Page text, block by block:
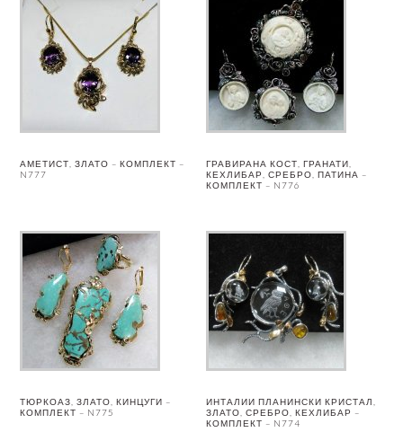
АМЕТИСТ, ЗЛАТО – КОМПЛЕКТ –
N777
ГРАВИРАНА КОСТ, ГРАНАТИ,
КЕХЛИБАР, СРЕБРО, ПАТИНА –
КОМПЛЕКТ – N776
ТЮРКОАЗ, ЗЛАТО, КИНЦУГИ –
КОМПЛЕКТ – N775
ИНТАЛИИ ПЛАНИНСКИ КРИСТАЛ,
ЗЛАТО, СРЕБРО, КЕХЛИБАР –
КОМПЛЕКТ – N774